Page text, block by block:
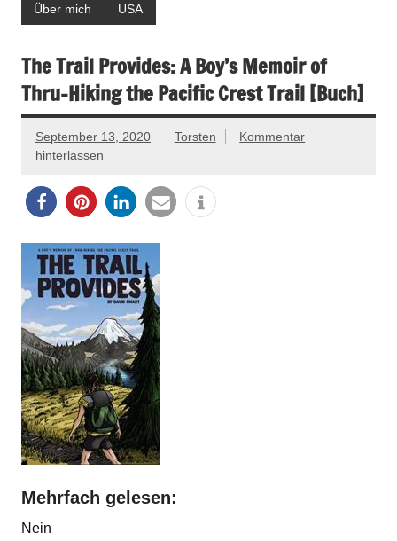
Über mich USA
The Trail Provides: A Boy’s Memoir of
Thru-Hiking the Pacific Crest Trail [Buch]
September 13, 2020 Torsten
Kommentar
hinterlassen
Mehrfach gelesen:
Nein